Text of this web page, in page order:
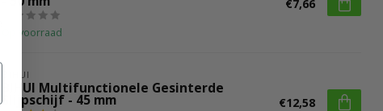
Op voorraad
€7,66
BIHUI
BIHUI Multifunctionele Gesinterde
Slijpschijf - 45 mm €12,58